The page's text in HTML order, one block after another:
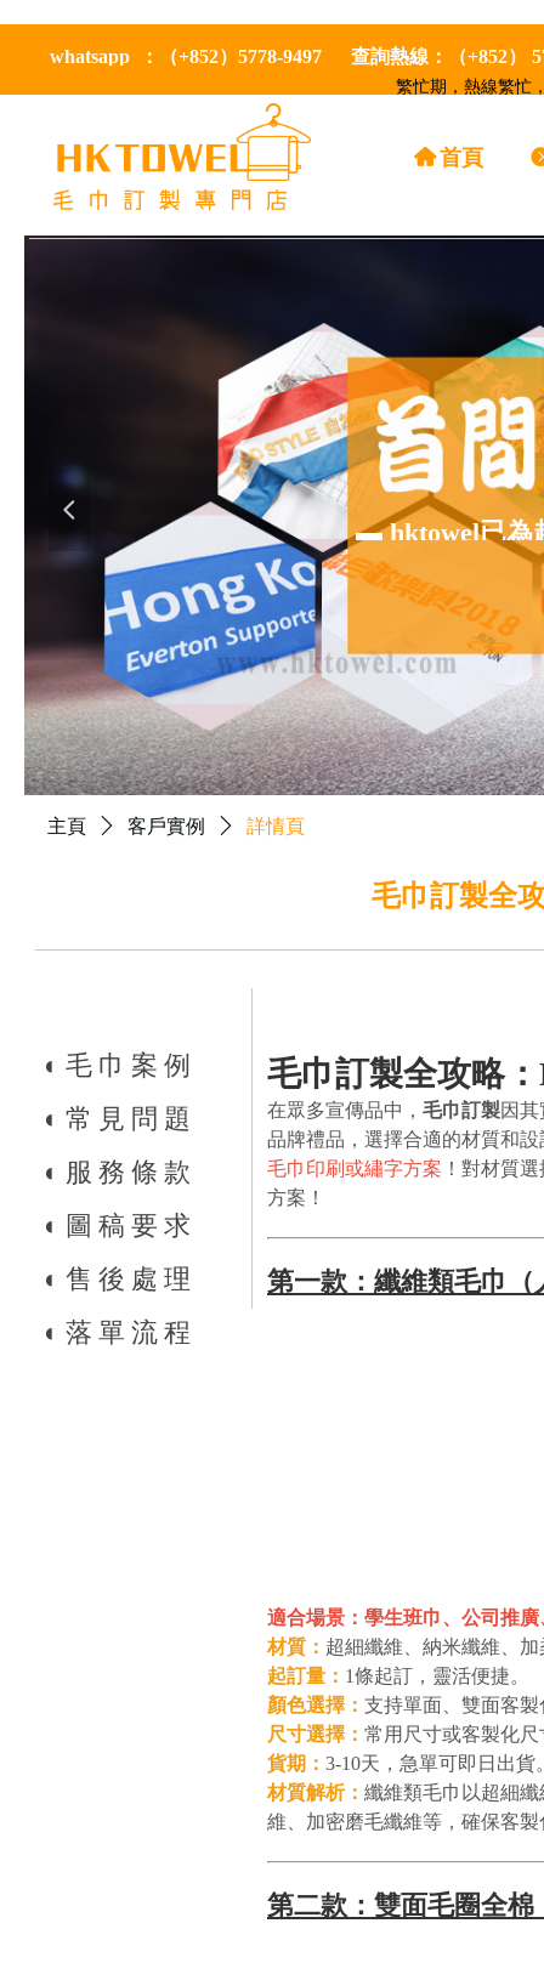
whatsapp ：（+852）5778-9497 查詢熱線：（+852
繁忙期，熱線繁忙
낀首頁
▬ hktowel已為
넳
毛巾訂製全
毛巾訂製全攻略
在眾多宣傳品中， 毛巾訂製因
品牌禮品，選擇合適的材質和
毛巾印刷或繡字方案 ！對材質
方案！
第一款：纖維類毛巾
適合場景：學生班巾、公司推
材質： 超細纖維、納米纖維、
起訂量： 1條起訂，靈活便捷。
顏色選擇： 支持單面、雙面客
尺寸選擇： 常用尺寸或客製化尺
貨期： 3-10天，急單可即日出貨
材質解析： 纖維類毛巾以超細
維、加密磨毛纖維等，確保客
第二款：雙面毛圈全
主頁 ꄲ 客戶實例 ꄲ 詳情頁
◐ 毛巾案例
◐ 常見問題
◐ 服務條款
◐ 圖稿要求
◐ 售後處理
◐ 落單流程